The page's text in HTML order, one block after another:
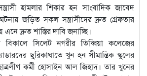
হামলার শিকার হন সাংবাদিক জাবেদ
জড়িত সকল সন্ত্রাসীদের দ্রুত গ্রেফতার
দ্রুত শাস্তির দাবি জনাচ্ছি।
বিকালে সিলেট নগরীর তিব্বিয়া কলেজের
ছুরিকাঘাতে খুন হন সীমান্তিক স্কুলের
কর্মী হোসাইন আল জিহাদ। তার খুনের